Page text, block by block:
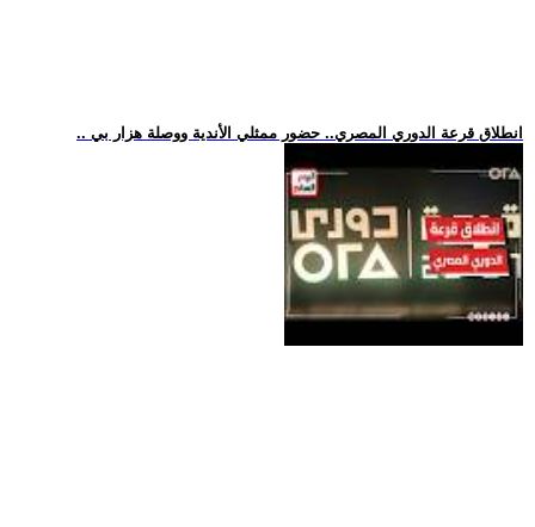
.. انطلاق قرعة الدوري المصري.. حضور ممثلي الأندية ووصلة هزار بي